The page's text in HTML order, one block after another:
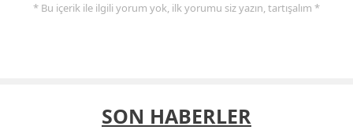
* Bu içerik ile ilgili yorum yok, ilk yorumu siz yazın, tartışalım *
SON HABERLER